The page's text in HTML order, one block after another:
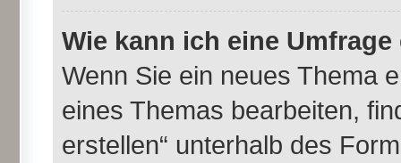
Wie kann ich eine
Wenn Sie ein neues Thema
eines Themas bearbeiten,
erstellen“ unterhalb des